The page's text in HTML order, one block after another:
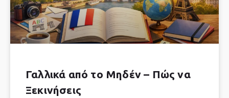
Γαλλικά από το Μηδέν – Πώς να
Ξεκινήσεις